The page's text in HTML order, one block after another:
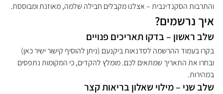
והתרבות הסקנדינבית – אצלנו מקבלים חבילה שלמה, מאוזנת ומבוססת.
איך נרשמים?
שלב ראשון – בדקו תאריכים פנויים
בקרו בעמוד ההרשמה לסדנאות ביקנעם (ניתן להוסיף קישור ישיר כאן)
ובחרו את התאריך שמתאים לכם. מומלץ להקדים, כי המקומות נתפסים
במהירות.
שלב שני – מילוי שאלון בריאות קצר